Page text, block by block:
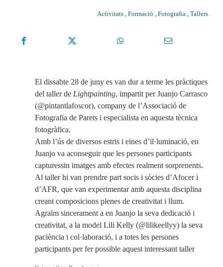
Activitats ,Formació ,Fotografia ,Tallers
El dissabte 28 de juny es van dur a terme les pràctiques
del taller de Lightpainting, impartit per Juanjo Carrasco
(@pintantlafoscor), company de l’Associació de
Fotografia de Parets i especialista en aquesta tècnica
fotogràfica.
Amb l’ús de diversos estris i eines d’il·luminació, en
Juanjo va aconseguir que les persones participants
capturessin imatges amb efectes realment sorprenents.
Al taller hi van prendre part socis i sòcies d’Afocer i
d’AFR, que van experimentar amb aquesta disciplina
creant composicions plenes de creativitat i llum.
Agraïm sincerament a en Juanjo la seva dedicació i
creativitat, a la model Lili Kelly (@lilikeellyy) la seva
paciència i col·laboració, i a totes les persones
participants per fer possible aquest interessant taller